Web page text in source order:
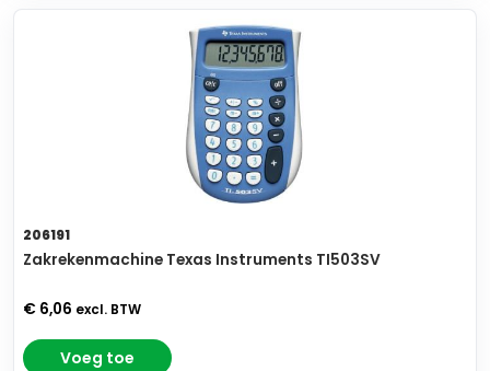
206191
Zakrekenmachine Texas Instruments TI503SV
€ 6,06 excl. BTW
Voeg toe